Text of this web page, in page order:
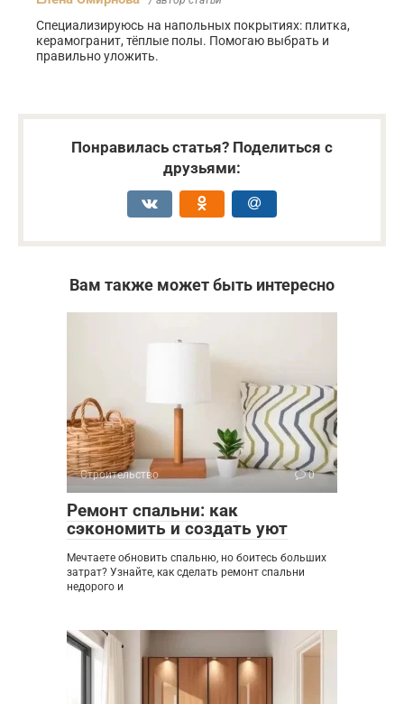
Специализируюсь на напольных покрытиях: плитка,
керамогранит, тёплые полы. Помогаю выбрать и
правильно уложить.
Понравилась статья? Поделиться с
друзьями:
Вам также может быть интересно
Строительство 0
Ремонт спальни: как
сэкономить и создать уют
Мечтаете обновить спальню, но боитесь больших
затрат? Узнайте, как сделать ремонт спальни
недорого и